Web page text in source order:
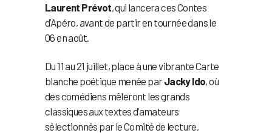
Laurent Prévot, qui lancera ces Contes
d’Apéro, avant de partir en tournée dans le
06 en août.
Du 11 au 21 juillet, place à une vibrante Carte
blanche poétique menée parJacky Ido, où
des comédiens mêleront les grands
classiques aux textes d’amateurs
sélectionnés par le Comité de lecture,